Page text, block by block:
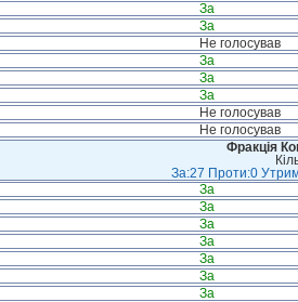
За
За
Не голосував
За
За
За
Не голосував
Не голосував
Фракція
За:27 Проти:0
За
За
За
За
За
За
За